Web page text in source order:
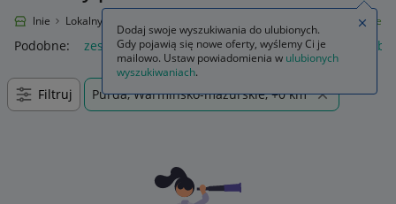
Lokalnie Lokalny Ryneczek Zestawy prezentowe
Podobne: zestawy prezentowe zestawy prezentowe dla
Filtruj Purda, Warmińsko-mazurskie, +0 km
Dodaj swoje wyszukiwania do ulubionych.
Gdy pojawią się nowe oferty, wyślemy Ci je
mailowo. Ustaw powiadomienia w ulubionych
wyszukiwaniach.